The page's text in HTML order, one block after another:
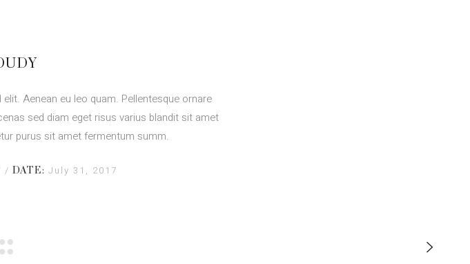
Aenean eu leo quam. Pellentesque ornare
sed diam eget risus varius blandit sit amet
purus sit amet fermentum summ.
DATE: July 31, 2017